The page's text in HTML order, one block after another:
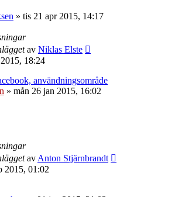
» tis 21 apr 2015, 14:17
av Niklas Elste
18:24
användningsområde
» mån 26 jan 2015, 16:02
av Anton Stjärnbrandt
2015, 01:02